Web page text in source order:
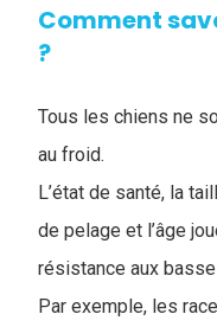
Comment
?
Tous les chiens ne
au froid.
L’état de santé, la
de pelage et l’âge
résistance aux
Par exemple, les